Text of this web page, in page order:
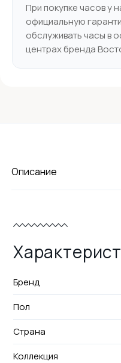
При покупке часов у
официальную
обслуживать часы в
центрах бренда
Описание
Бренд
Пол
Страна
Коллекция